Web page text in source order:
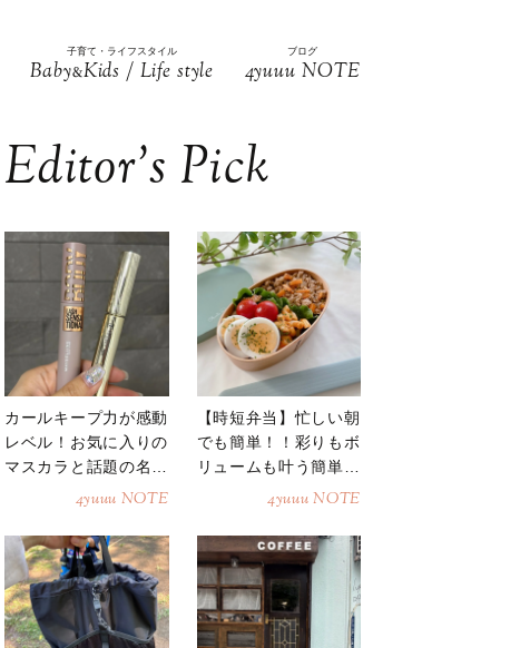
子育て・ライフスタイル
Baby&Kids / Life style
ブログ
4yuuu NOTE
Editor’s Pick
カールキープ力が感動
レベル！お気に入りの
マスカラと話題の名品
4yuuu NOTE
【時短弁当】忙しい朝
でも簡単！！彩りもボ
リュームも叶う簡単そ
4yuuu NOTE